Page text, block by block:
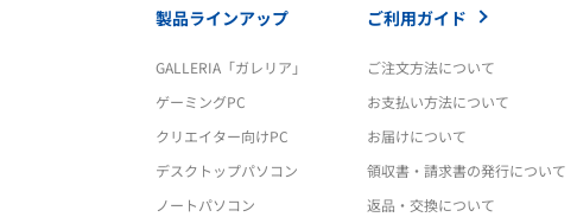
製品ラインアップ
GALLERIA「ガレリア」
ゲーミングPC
クリエイター向けPC
デスクトップパソコン
ノートパソコン
ご利用ガイド
ご注文方法について
お支払い方法について
お届けについて
領収書・請求書の発行について
返品・交換について